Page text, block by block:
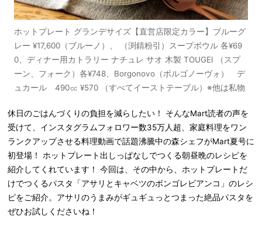
ホットプレート グランデサイズ【直営店限定カラー】ブルーグ
レー ¥17,600（ブルーノ）、 （渕錆粉引）スープボウル 各¥69
0、ディナー用カトラリー ナチュレ サオ 木製 TOUGEI （スプ
ーン、フォーク）各¥748、Borgonovo（ボルゴノーヴォ） デ
ュカール 490㏄ ¥570 （すべてイーストテーブル）※他は私物
休日のごはんづくりの負担を減らしたい！ そんなMart読者の声を
受けて、インスタグラムフォロワー数35万人超、家庭料理をワン
ランクアップさせる料理動画で話題沸騰中の森シェフがMart夏号に
初登場！ ホットプレート出しっぱなしでつくる朝昼晩のレシピを
紹介してくれています！ 今回は、その中から、ホットプレートだ
けでつくるパスタ「アサリとキャベツのボンゴレビアンコ」のレシ
ピをご紹介。アサリのうまみがギュギュっとつまった絶品パスタを
ぜひお試しくださいね！